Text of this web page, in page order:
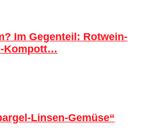
Im Gegenteil: Rotwein-
Kompott…
Linsen-Gemüse“